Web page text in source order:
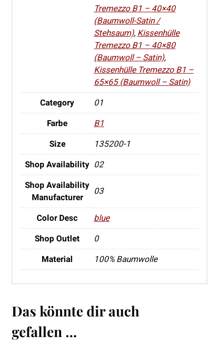
Tremezzo B1 – 40×40
(Baumwoll-Satin /
Stehsaum),Kissenhülle
Tremezzo B1 – 40×80
(Baumwoll – Satin),
Kissenhülle Tremezzo B1 –
65×65 (Baumwoll – Satin)
Category
01
Farbe
B1
Size
135200-1
Shop Availability 02
Shop Availability
Manufacturer
03
Color Desc
blue
Shop Outlet
0
Material
100% Baumwolle
Das könnte dir auch
gefallen …